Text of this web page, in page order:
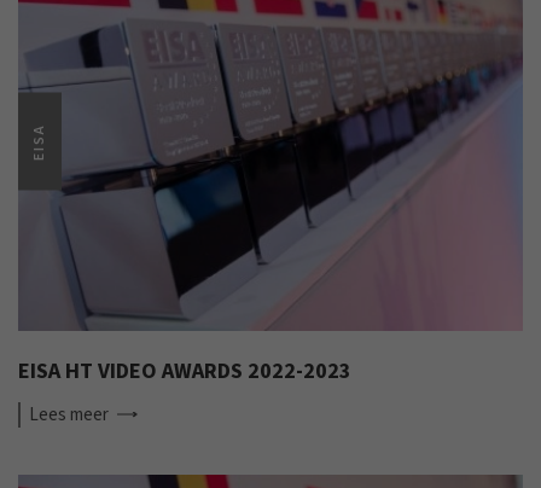
EISA
EISA HT VIDEO AWARDS 2022-2023
Lees meer